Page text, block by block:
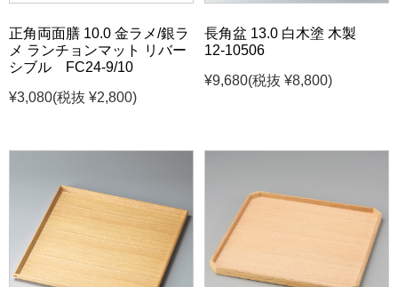
正角両面膳 10.0 金ラメ/銀ラ
メ ランチョンマット リバー
シブル FC24-9/10
¥3,080(税抜 ¥2,800)
長角盆 13.0 白木塗 木製
12-10506
¥9,680(税抜 ¥8,800)